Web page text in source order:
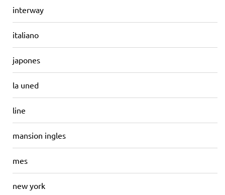
interway
italiano
japones
la uned
line
mansion ingles
mes
new york